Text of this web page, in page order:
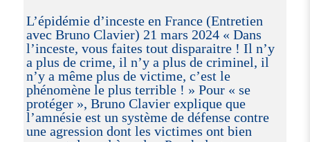
L’épidémie d’inceste en France (Entretien
avec Bruno Clavier) 21 mars 2024 « Dans
l’inceste, vous faites tout disparaitre ! Il n’y
a plus de crime, il n’y a plus de criminel, il
n’y a même plus de victime, c’est le
phénomène le plus terrible ! » Pour « se
protéger », Bruno Clavier explique que
l’amnésie est un système de défense contre
une agression dont les victimes ont bien